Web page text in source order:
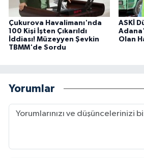
Çukurova Havalimanı'nda
100 Kişi İşten Çıkarıldı
İddiası! Müzeyyen Şevkin
TBMM'de Sordu
ASKİ
Olan
Yorumlar